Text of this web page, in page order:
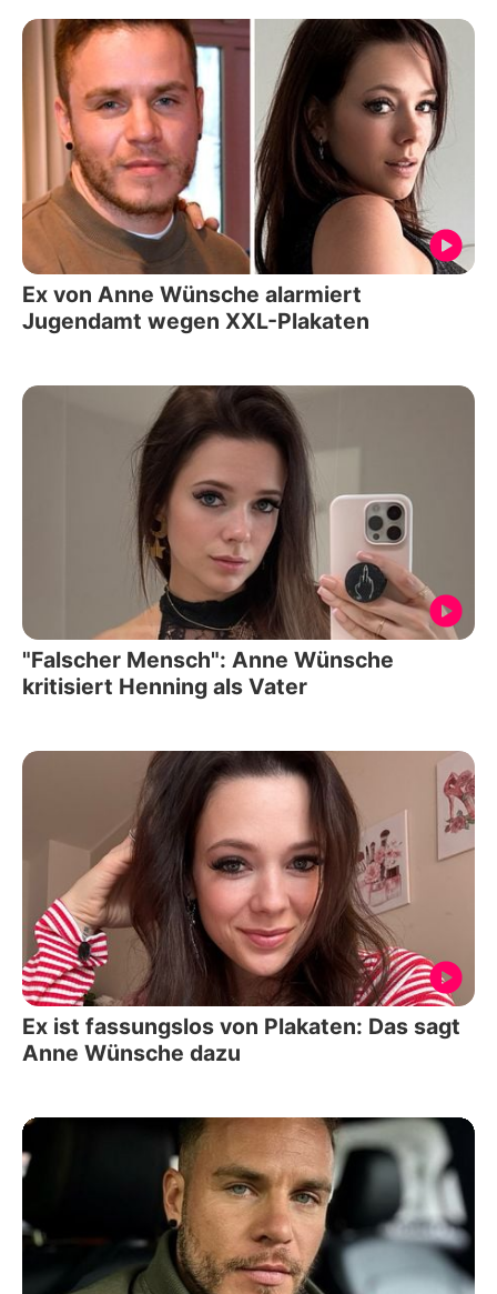
Ex von Anne Wünsche alarmiert
Jugendamt wegen XXL-Plakaten
"Falscher Mensch": Anne Wünsche
kritisiert Henning als Vater
Ex ist fassungslos von Plakaten: Das sagt
Anne Wünsche dazu